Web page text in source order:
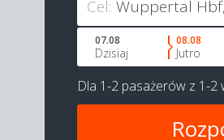
Cel:
07.08
Dzisiaj
08.08
Jutro
Dla 1-2 pasażerów z 1-2